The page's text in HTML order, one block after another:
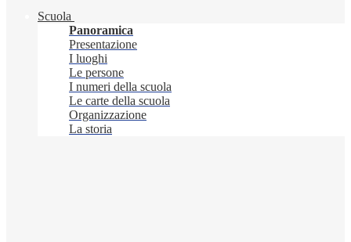
Scuola
Panoramica
Presentazione
I luoghi
Le persone
I numeri della scuola
Le carte della scuola
Organizzazione
La storia